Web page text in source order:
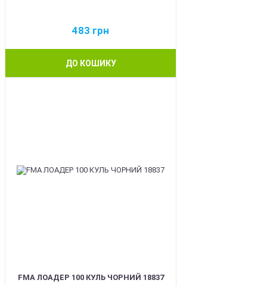
483 грн
ДО КОШИКУ
FMA ЛОАДЕР 100 КУЛЬ ЧОРНИЙ 18837